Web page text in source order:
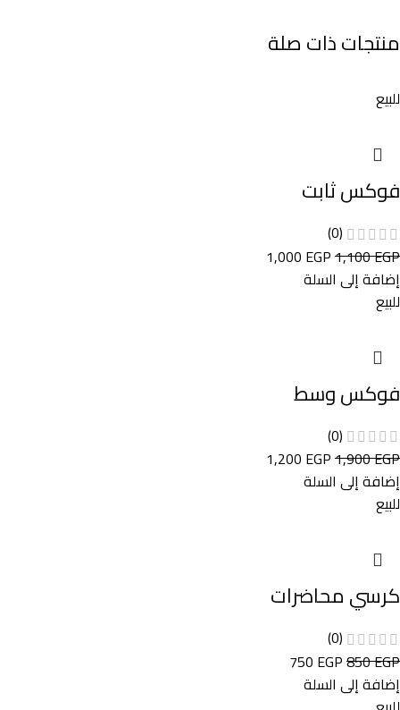
منتجات ذات صلة
للبيع
فوكس ثابت
(0)
1,100EGP
1,000 EGP
إضافة إلى السلة
للبيع
فوكس وسط
(0)
1,900EGP
1,200 EGP
إضافة إلى السلة
للبيع
كرسي محاضرات
(0)
850EGP
750 EGP
إضافة إلى السلة